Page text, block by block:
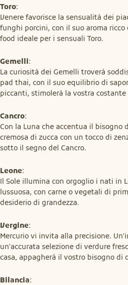
Toro:
Venere favorisce la sensualità dei
funghi porcini, con il suo aroma
food ideale per i sensuali Toro.
Gemelli:
La curiosità dei Gemelli troverà
pad thai, con il suo equilibrio di
piccanti, stimolerà la vostra
Cancro:
Con la Luna che accentua il bisogno
cremosa di zucca con un tocco di
sotto il segno del Cancro.
Leone:
Il Sole illumina con orgoglio i nati in
lussuosa, con carne o vegetali di
desiderio di grandezza.
Vergine:
Mercurio vi invita alla precisione.
un'accurata selezione di verdure
casa, appagherà il vostro bisogno di
Bilancia: